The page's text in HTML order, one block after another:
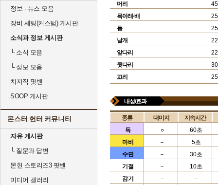
정보 · 뉴스 모음
장비 세팅(커스텀) 게시판
소식과 정보 게시판
└소식 모음
└정보 모음
치지직 팟벤
SOOP 게시판
몬스터 헌터 커뮤니티
자유 게시판
└질문과 답변
몬헌 스토리즈3 팟벤
미디어 갤러리
머리
목아래·배
등
날개
앞다리
뒷다리
꼬리
내성/효과
종류 대미지
지속시간
독
○
60초
마비
－
5초
수면
－
30초
기절
－
10초
감기
－
－